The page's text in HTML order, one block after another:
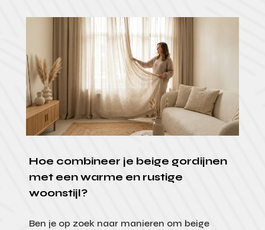
Hoe combineer je beige gordijnen
met een warme en rustige
woonstijl?
Ben je op zoek naar manieren om beige